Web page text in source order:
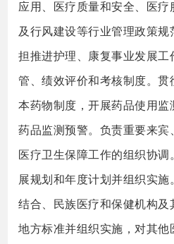
应用、医疗质量和安全、医
及行风建设等行业管理政策
担推进护理、康复事业发展
管、绩效评价和考核制度。
本药物制度，开展药品使用
药品监测预警。负责重要来
医疗卫生保障工作的组织协
展规划和年度计划并组织实
结合、民族医疗和保健机构
地方标准并组织实施，对其